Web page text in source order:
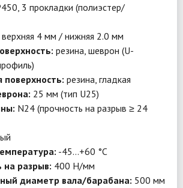
3 прокладки (полиэстер/
верхняя 4 мм / нижняя 2.0 мм
резина, шеврон (U-
поверхность: резина, гладкая
25 мм (тип U25)
N24 (прочность на разрыв ≥ 24
-45…+60 °C
на разрыв: 400 Н/мм
диаметр вала/барабана: 500 мм